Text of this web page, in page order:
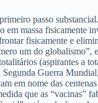
passo
massa fisicamente
fisicamente e
um do globalismo”,
(aspirantes a
Guerra
em nome das
que as “vacinas”